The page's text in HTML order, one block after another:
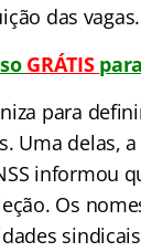
das vagas.
GRÁTIS
para
Uma delas,
informou
Os